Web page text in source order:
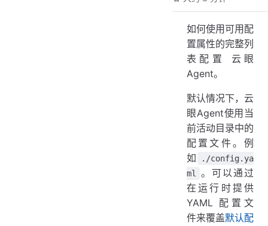
如何使用可用配
置属性的完整列
表配置 云眼
Agent。
默认情况下，云
眼Agent使用当
前活动目录中的
配置文件。例
如
./config.ya
ml
。可以通过
在运行时提供
YAML 配置文
件来覆盖默认配